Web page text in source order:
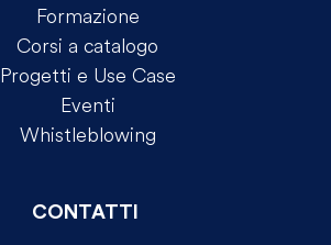
Formazione
Corsi a catalogo
Progetti e Use Case
Eventi
Whistleblowing
CONTATTI